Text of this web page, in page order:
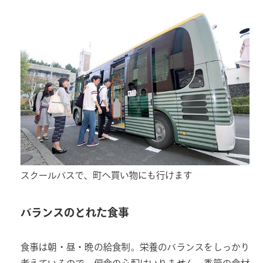
スクールバスで、町へ買い物にも行けます
バランスのとれた食事
食事は朝・昼・晩の給食制。栄養のバランスをしっかり